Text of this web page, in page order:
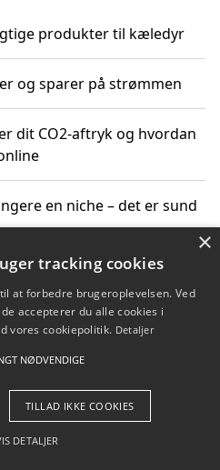
produkter til kæledyr
og sparer på strømmen
dit CO2-aftryk og hvordan
en niche – det er sund
og bestil med
Blog Betingelser
×
tracking cookies
at forbedre brugeroplevelsen. Ved
accepterer du alle cookies i
vores cookiepolitik. Detaljer
NØDVENDIGE
TILLAD IKKE COOKIES
DETALJER